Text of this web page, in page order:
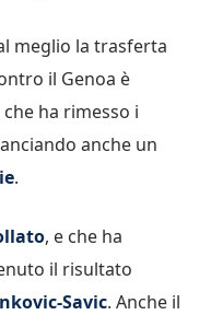
meglio la trasferta
il Genoa è
ha rimesso i
anche un
.
, e che ha
il risultato
Savic. Anche il